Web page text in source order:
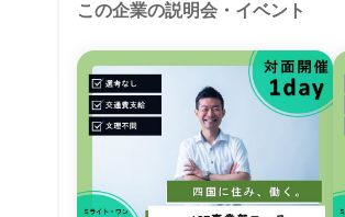
この企業の説明会・イベント